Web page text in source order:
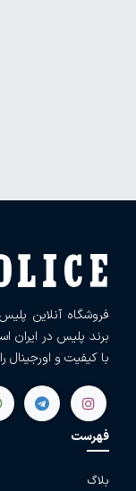
فروشگاه آنلاین
برند پلیس در ایران
با کیفیت و اورجینال
فهرست
بلاگ